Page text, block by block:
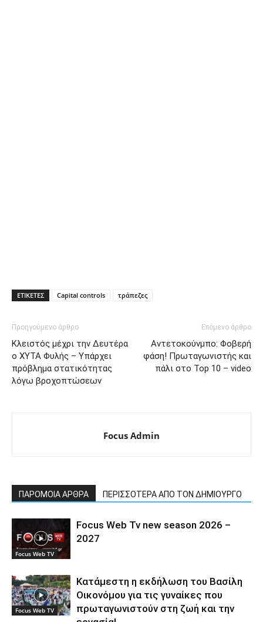
ΕΤΙΚΕΤΕΣ Capital controls τράπεζες
Προηγούμενο άρθρο
Κλειστός μέχρι την Δευτέρα
ο ΧΥΤΑ Φυλής – Υπάρχει
πρόβλημα στατικότητας
λόγω βροχοπτώσεων
Επόμενο άρθρο
Αντετοκούνμπο: Φοβερή
φάση! Πρωταγωνιστής και
πάλι στο Top 10 – video
Focus Admin
ΠΑΡΟΜΟΙΑ ΑΡΘΡΑ ΠΕΡΙΣΣΟΤΕΡΑ ΑΠΟ ΤΟΝ ΔΗΜΙΟΥΡΓΟ
Focus Web TV
Focus Web Tv new season 2026 –
2027
Focus Web TV
Κατάμεστη η εκδήλωση του Βασίλη
Οικονόμου για τις γυναίκες που
πρωταγωνιστούν στη ζωή και την